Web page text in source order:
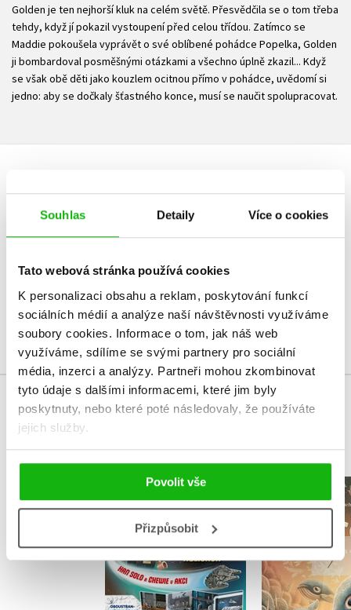
Souhlas Detaily Více o cookies
Tato webová stránka používá cookies
K personalizaci obsahu a reklam, poskytování funkcí
sociálních médií a analýze naší návštěvnosti využíváme
soubory cookies. Informace o tom, jak náš web
využíváme, sdílíme se svými partnery pro sociální
média, inzerci a analýzy. Partneři mohou zkombinovat
tyto údaje s dalšími informacemi, které jim byly
poskytnuty, nebo které poté následovaly, že používáte
jejich služby.
Povolit vše
Přizpůsobit
Golden je ten nejhorší kluk na celém světě. Přesvědčila se o tom třeba
tehdy, když jí pokazil vystoupení před celou třídou. Zatímco se
Maddie pokoušela vyprávět o své oblíbené pohádce Popelka, Golden
ji bombardoval posměšnými otázkami a všechno úplně zkazil... Když
se však obě děti jako kouzlem ocitnou přímo v pohádce, uvědomí si
jedno: aby se dočkaly šťastného konce, musí se naučit spolupracovat.
V současné době nejsou vytvořena žádná uživatelská hodnocení.
Vaše hodnocení
Uživatelskou recenzi mohou vkládat pouze registrovaní uživatelé
Přihlásit
MOHLO BY VÁS TAKÉ ZAJÍMAT
LEGO® Star Wars™
Han Solo a Chewie v
akci
Kolektiv
Gerda:
a
Adrián